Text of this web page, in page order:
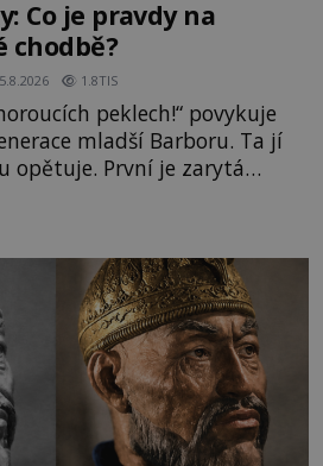
Co je pravdy na
chodbě?
5.8.2026 1.8TIS
peklech!“ povykuje
mladší Barboru. Ta jí
opětuje. První je zarytá
kališnice. A každá z
z věží slavného hradu
boje. Za manželku má